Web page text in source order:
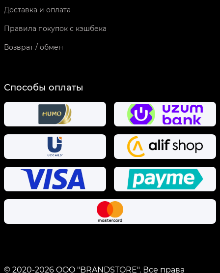
Доставка и оплата
Правила покупок с кэшбека
Возврат / обмен
Способы оплаты
© 2020-2026 OOO "BRANDSTORE". Все права